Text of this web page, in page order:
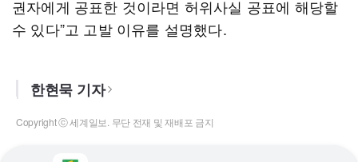
권자에게 공표한 것이라면 허위사실 공표에 해당할
수 있다”고 고발 이유를 설명했다.
한현묵 기자
Copyright ⓒ 세계일보. 무단 전재 및 재배포 금지